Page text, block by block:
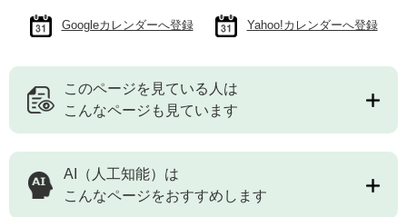
Googleカレンダーへ登録 Yahoo!カレンダーへ登録
このページを見ている人は
こんなページも見ています
AI（人工知能）は
こんなページをおすすめします